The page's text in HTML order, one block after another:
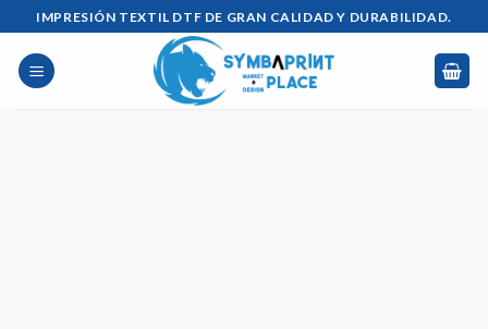
Saltar
al
contenido
IMPRESIÓN TEXTIL DTF DE GRAN CALIDAD Y DURABILIDAD.